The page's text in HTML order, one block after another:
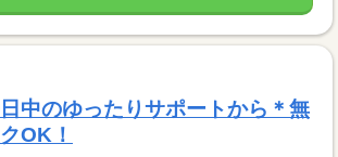
中のゆったりサポートから＊無
OK！